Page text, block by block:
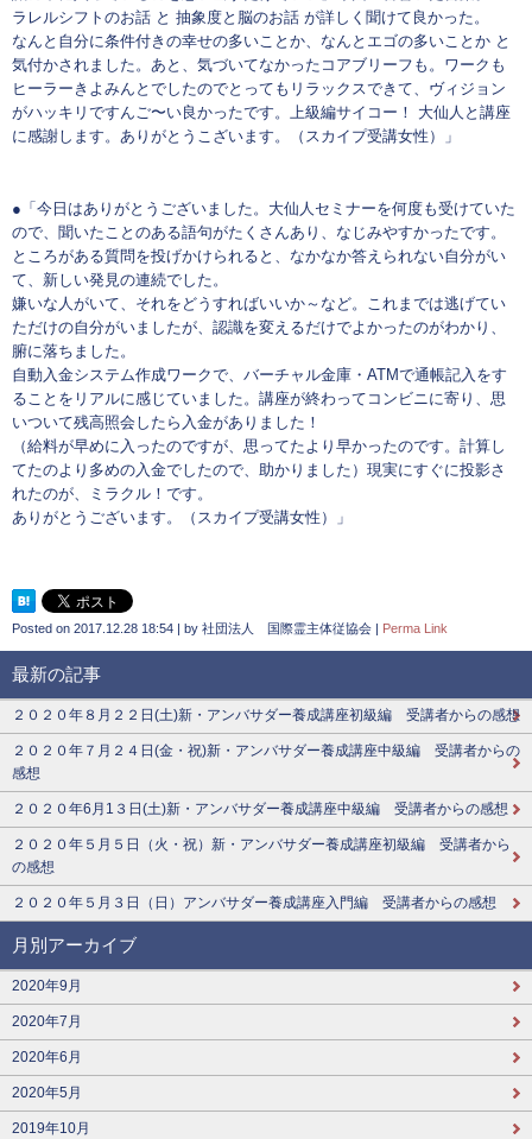
ラレルシフトのお話 と 抽象度と脳のお話 が詳しく聞けて良かった。
なんと自分に条件付きの幸せの多いことか、なんとエゴの多いことか と
気付かされました。あと、気づいてなかったコアブリーフも。ワークも
ヒーラーきよみんとでしたのでとってもリラックスできて、ヴィジョン
がハッキリですんご〜い良かったです。上級編サイコー！ 大仙人と講座
に感謝します。ありがとうこざいます。（スカイプ受講女性）」
●「今日はありがとうございました。大仙人セミナーを何度も受けていた
ので、聞いたことのある語句がたくさんあり、なじみやすかったです。
ところがある質問を投げかけられると、なかなか答えられない自分がい
て、新しい発見の連続でした。
嫌いな人がいて、それをどうすればいいか～など。これまでは逃げてい
ただけの自分がいましたが、認識を変えるだけでよかったのがわかり、
腑に落ちました。
自動入金システム作成ワークで、バーチャル金庫・ATMで通帳記入をす
ることをリアルに感じていました。講座が終わってコンビニに寄り、思
いついて残高照会したら入金がありました！
（給料が早めに入ったのですが、思ってたより早かったのです。計算し
てたのより多めの入金でしたので、助かりました）現実にすぐに投影さ
れたのが、ミラクル！です。
ありがとうございます。（スカイプ受講女性）」
Posted on 2017.12.28 18:54 | by 社団法人 国際霊主体従協会 | Perma Link
最新の記事
２０２０年８月２２日(土)新・アンバサダー養成講座初級編 受講者からの感想
２０２０年７月２４日(金・祝)新・アンバサダー養成講座中級編 受講者からの
感想
２０２０年6月1３日(土)新・アンバサダー養成講座中級編 受講者からの感想
２０２０年５月５日（火・祝）新・アンバサダー養成講座初級編 受講者から
の感想
２０２０年５月３日（日）アンバサダー養成講座入門編 受講者からの感想
月別アーカイブ
2020年9月
2020年7月
2020年6月
2020年5月
2019年10月